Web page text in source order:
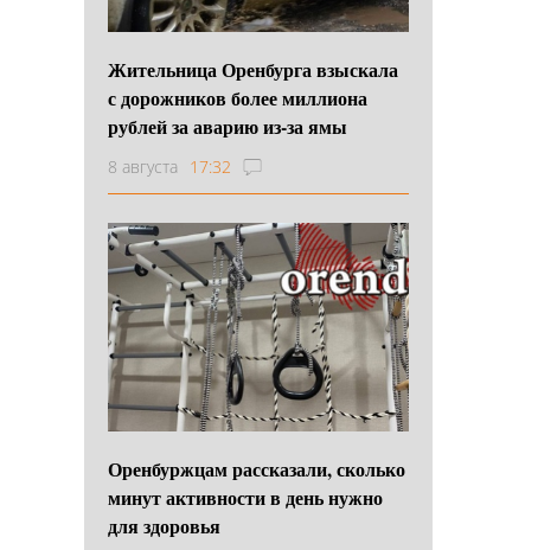
Жительница Оренбурга взыскала
с дорожников более миллиона
рублей за аварию из-за ямы
8 августа 17:32
Оренбуржцам рассказали, сколько
минут активности в день нужно
для здоровья